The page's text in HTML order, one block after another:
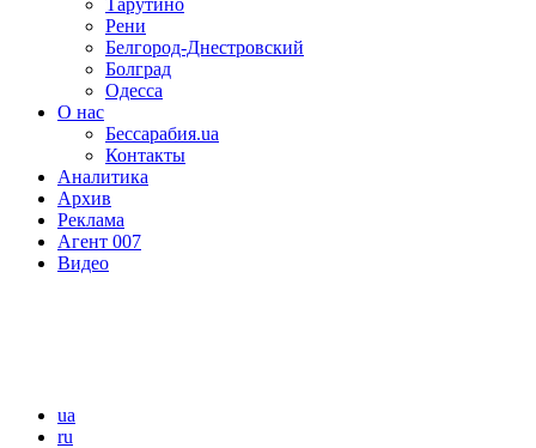
Тарутино
Рени
Белгород-Днестровский
Болград
Одесса
О нас
Бессарабия.ua
Контакты
Аналитика
Архив
Реклама
Агент 007
Видео
ua
ru